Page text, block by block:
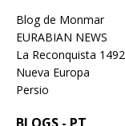
Blog de Monmar
EURABIAN NEWS
La Reconquista 1492
Nueva Europa
Persio